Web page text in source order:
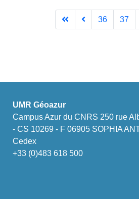
36 37
UMR Géoazur
Campus Azur du CNRS 250 rue
- CS 10269 - F 06905 SOPHIA
Cedex
+33 (0)483 618 500